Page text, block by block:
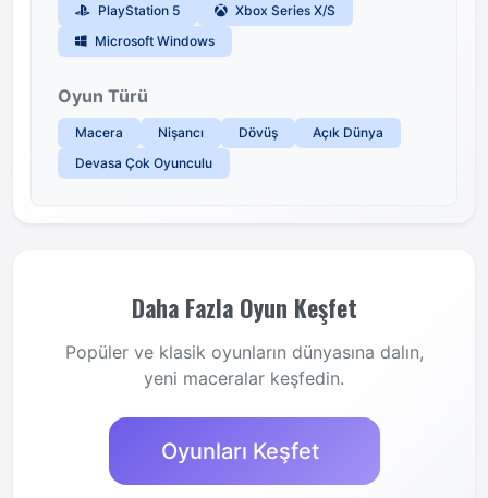
PlayStation 5
Xbox Series X/S
Microsoft Windows
Oyun Türü
Macera Nişancı Dövüş
Açık Dünya
Devasa Çok Oyunculu
Daha Fazla Oyun Keşfet
Popüler ve klasik oyunların dünyasına dalın,
yeni maceralar keşfedin.
Oyunları Keşfet